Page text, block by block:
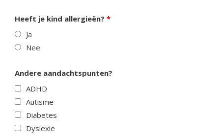
Heeft je kind allergieën? *
Ja
Nee
Andere aandachtspunten?
ADHD
Autisme
Diabetes
Dyslexie